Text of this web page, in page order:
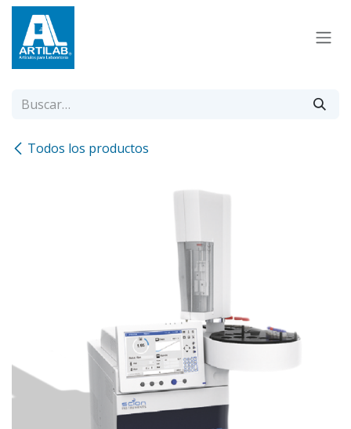
Ir al contenido
Todos los productos